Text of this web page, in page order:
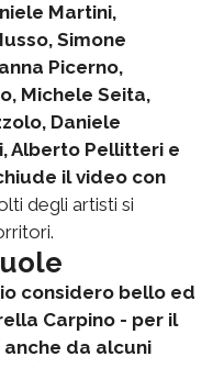
Martini,
Simone
Picerno,
Michele Seita,
Daniele
Alberto Pellitteri e
il video con
degli artisti si
considero bello ed
Carpino - per il
da alcuni